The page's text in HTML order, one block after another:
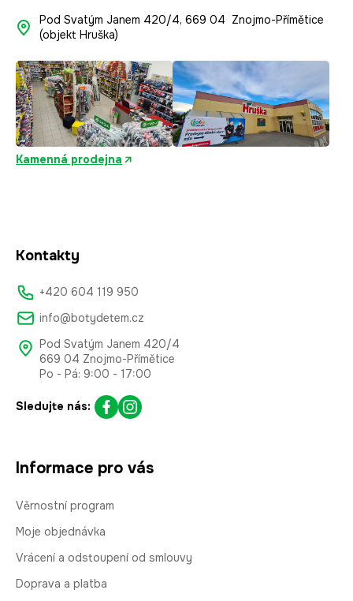
Pod Svatým Janem 420/4, 669 04 Znojmo-Přímětice
(objekt Hruška)
Kamenná prodejna
Kontakty
+420 604 119 950
info@botydetem.cz
Pod Svatým Janem 420/4
669 04 Znojmo-Přímětice
Po - Pá: 9:00 - 17:00
Sledujte nás:
Informace pro vás
Věrnostní program
Moje objednávka
Vrácení a odstoupení od smlouvy
Doprava a platba